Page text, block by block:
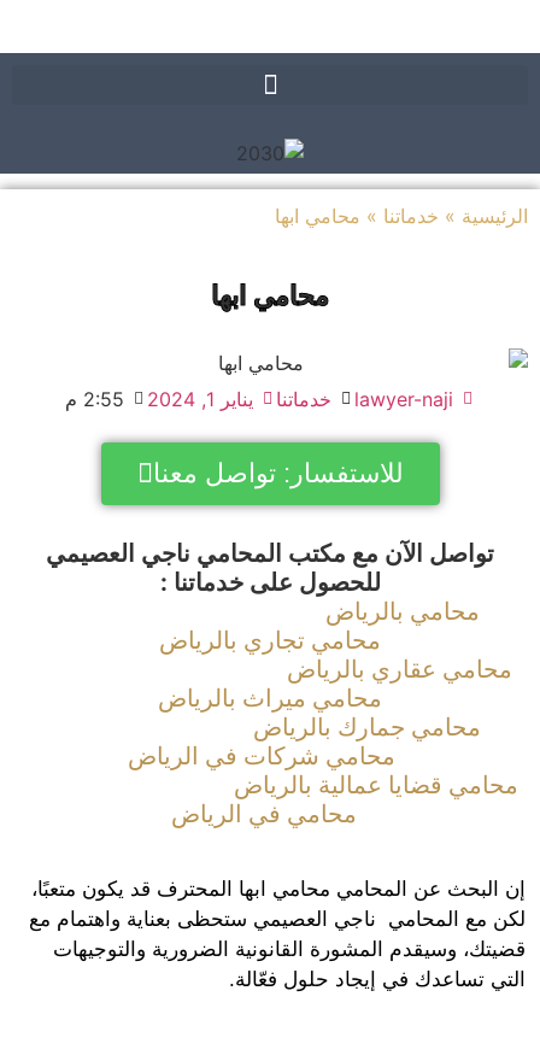
»خدماتنا»محامي ابها
محامي ابها
lawyer-naji خدماتنا يناير 1, 2024 2:55 م
للاستفسار: تواصل معنا
تواصل الآن مع مكتب المحامي ناجي العصيمي
للحصول على خدماتنا :
محامي بالرياض
محامي تجاري بالرياض
عقاري بالرياض
محامي ميراث بالرياض
محامي جمارك بالرياض
محامي شركات في الرياض
قضايا عمالية بالرياض
محامي في الرياض
عن المحامي محامي ابها المحترف قد يكون متعبًا،
مع المحامي ناجي العصيمي ستحظى بعناية واهتمام مع
وسيقدم المشورة القانونية الضرورية والتوجيهات
تساعدك في إيجاد حلول فعّالة.